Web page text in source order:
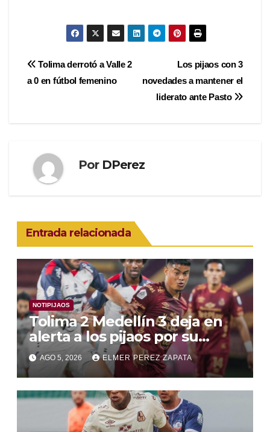
Navegación
Los pijaos con 3
novedades a mantener el
liderato ante Pasto
Tolima derrotó a Valle 2
a 0 en fútbol femenino
Por DPerez
Entrada relacionada
NOTIPIJAOS
Tolima 2 Medellín 3 deja en
alerta a los pijaos por su
fútbol irregular
AGO 5, 2026 ELMER PEREZ ZAPATA